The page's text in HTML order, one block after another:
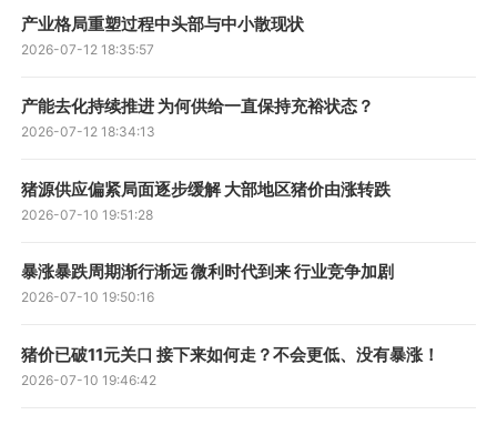
产业格局重塑过程中头部与中小散现状
2026-07-12 18:35:57
产能去化持续推进 为何供给一直保持充裕状态？
2026-07-12 18:34:13
猪源供应偏紧局面逐步缓解 大部地区猪价由涨转跌
2026-07-10 19:51:28
暴涨暴跌周期渐行渐远 微利时代到来 行业竞争加剧
2026-07-10 19:50:16
猪价已破11元关口 接下来如何走？不会更低、没有暴涨！
2026-07-10 19:46:42